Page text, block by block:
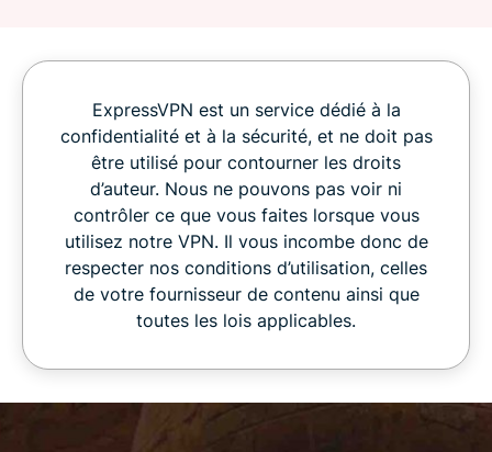
ExpressVPN est un service dédié à la
confidentialité et à la sécurité, et ne doit pas
être utilisé pour contourner les droits
d’auteur. Nous ne pouvons pas voir ni
contrôler ce que vous faites lorsque vous
utilisez notre VPN. Il vous incombe donc de
respecter nos conditions d’utilisation, celles
de votre fournisseur de contenu ainsi que
toutes les lois applicables.